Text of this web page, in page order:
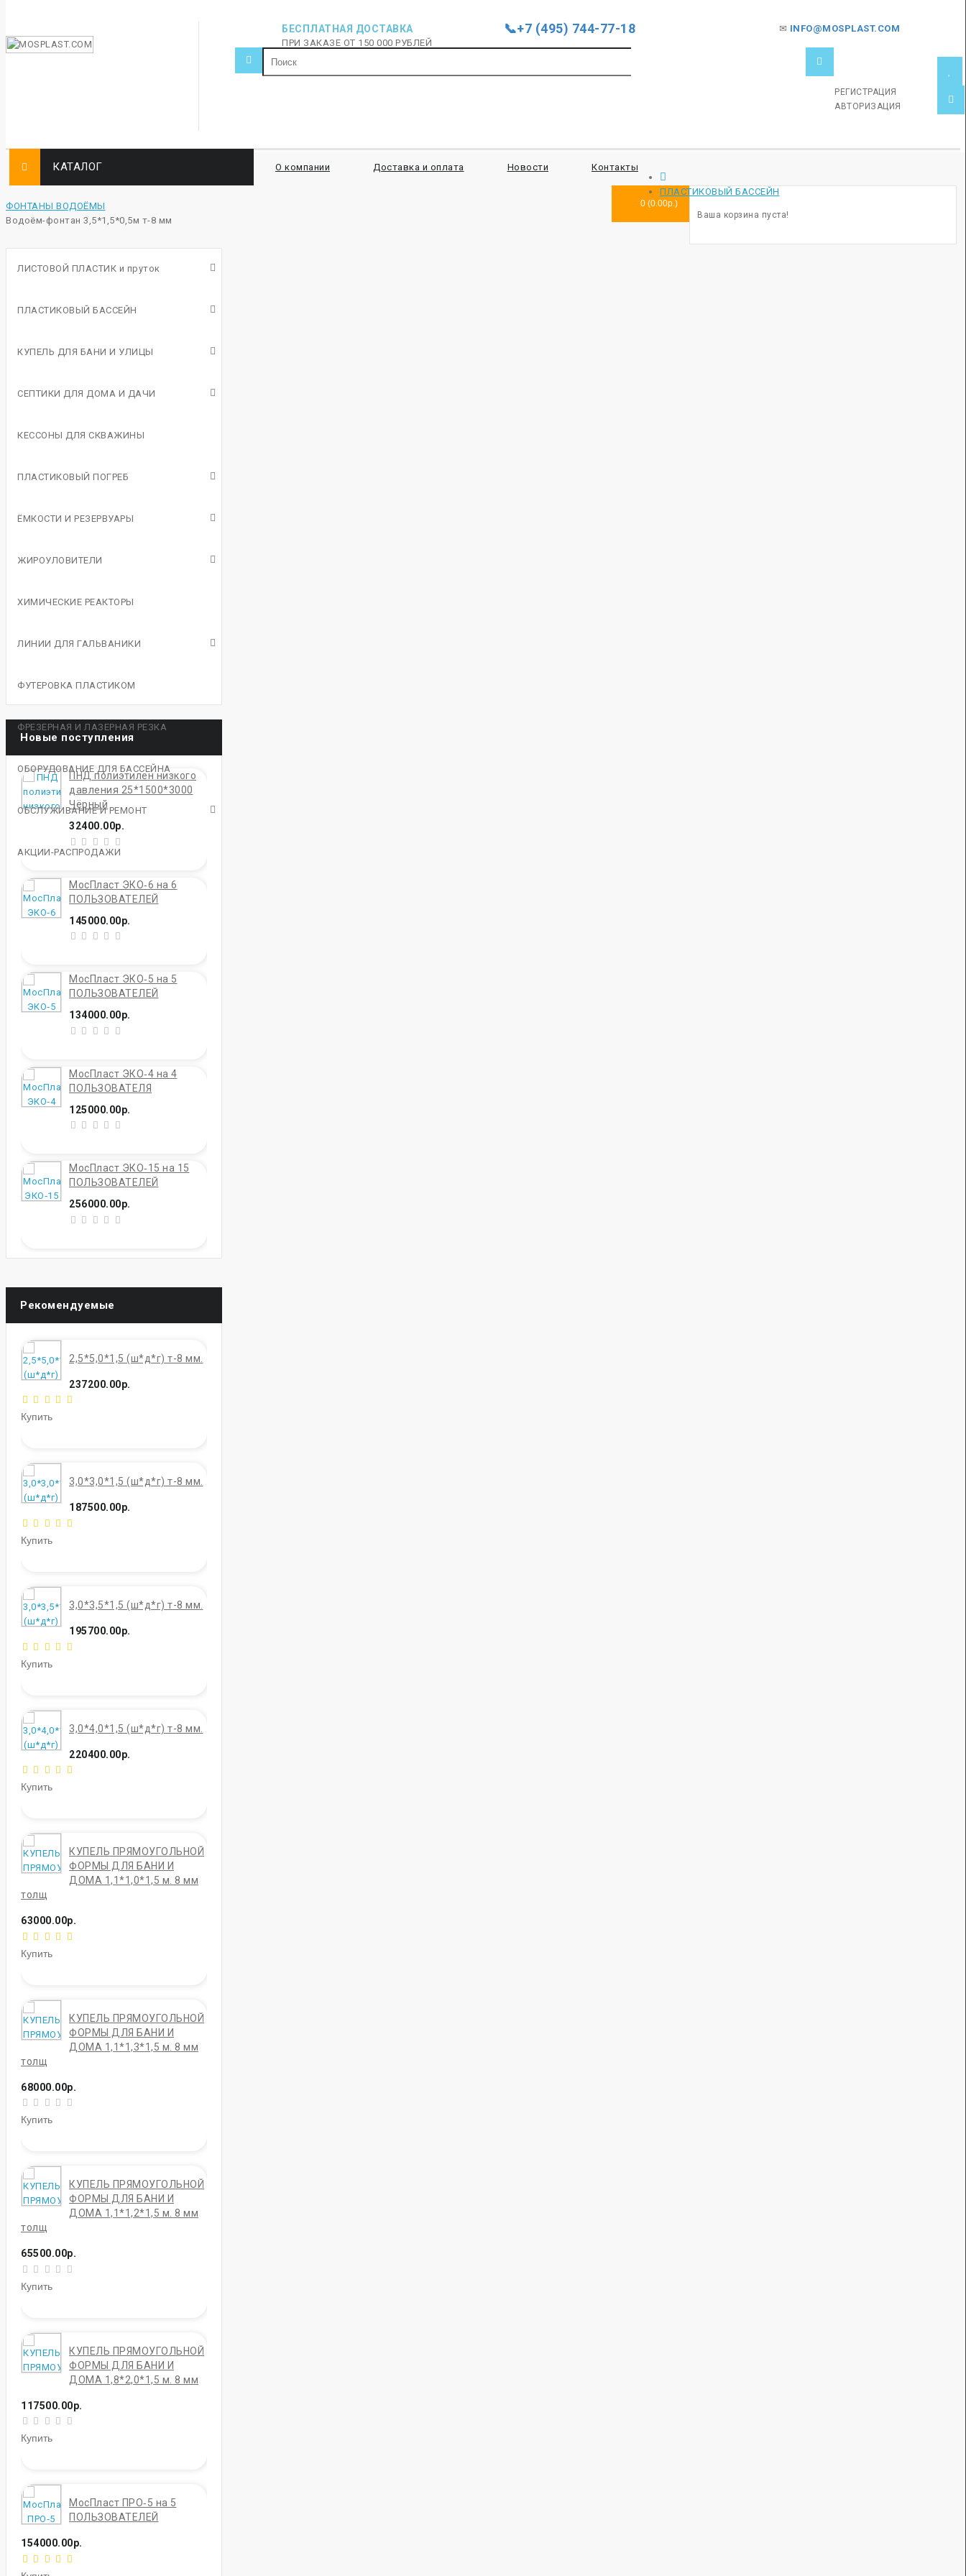
БЕСПЛАТНАЯ ДОСТАВКА
ПРИ ЗАКАЗЕ ОТ 150 000 РУБЛЕЙ
📞+7 (495) 744-77-18 ✉ INFO@MOSPLAST.COM
РЕГИСТРАЦИЯ
АВТОРИЗАЦИЯ
КАТАЛОГ О компании Доставка и оплата Новости Контакты
0 (0.00р.)
Ваша корзина пуста!
ПЛАСТИКОВЫЙ БАССЕЙН
ФОНТАНЫ ВОДОЁМЫ
Водоём-фонтан 3,5*1,5*0,5м т-8 мм
ЛИСТОВОЙ ПЛАСТИК и пруток
ПЛАСТИКОВЫЙ БАССЕЙН
КУПЕЛЬ ДЛЯ БАНИ И УЛИЦЫ
СЕПТИКИ ДЛЯ ДОМА И ДАЧИ
КЕССОНЫ ДЛЯ СКВАЖИНЫ
ПЛАСТИКОВЫЙ ПОГРЕБ
ЁМКОСТИ И РЕЗЕРВУАРЫ
ЖИРОУЛОВИТЕЛИ
ХИМИЧЕСКИЕ РЕАКТОРЫ
ЛИНИИ ДЛЯ ГАЛЬВАНИКИ
ФУТЕРОВКА ПЛАСТИКОМ
ФРЕЗЕРНАЯ И ЛАЗЕРНАЯ РЕЗКА
ОБОРУДОВАНИЕ ДЛЯ БАССЕЙНА
ОБСЛУЖИВАНИЕ И РЕМОНТ
АКЦИИ-РАСПРОДАЖИ
Новые поступления
ПНД полиэтилен низкого
давления 25*1500*3000
Чёрный
32400.00р.
МосПласт ЭКО‑6 на 6
ПОЛЬЗОВАТЕЛЕЙ
145000.00р.
МосПласт ЭКО‑5 на 5
ПОЛЬЗОВАТЕЛЕЙ
134000.00р.
МосПласт ЭКО‑4 на 4
ПОЛЬЗОВАТЕЛЯ
125000.00р.
МосПласт ЭКО‑15 на 15
ПОЛЬЗОВАТЕЛЕЙ
256000.00р.
Рекомендуемые
2,5*5,0*1,5 (ш*д*г) т-8 мм.
237200.00р.
Купить
3,0*3,0*1,5 (ш*д*г) т-8 мм.
187500.00р.
Купить
3,0*3,5*1,5 (ш*д*г) т-8 мм.
195700.00р.
Купить
3,0*4,0*1,5 (ш*д*г) т-8 мм.
220400.00р.
Купить
КУПЕЛЬ ПРЯМОУГОЛЬНОЙ
ФОРМЫ ДЛЯ БАНИ И
ДОМА 1,1*1,0*1,5 м. 8 мм
толщ
63000.00р.
Купить
КУПЕЛЬ ПРЯМОУГОЛЬНОЙ
ФОРМЫ ДЛЯ БАНИ И
ДОМА 1,1*1,3*1,5 м. 8 мм
толщ
68000.00р.
Купить
КУПЕЛЬ ПРЯМОУГОЛЬНОЙ
ФОРМЫ ДЛЯ БАНИ И
ДОМА 1,1*1,2*1,5 м. 8 мм
толщ
65500.00р.
Купить
КУПЕЛЬ ПРЯМОУГОЛЬНОЙ
ФОРМЫ ДЛЯ БАНИ И
ДОМА 1,8*2,0*1,5 м. 8 мм
117500.00р.
Купить
МосПласт ПРО‑5 на 5
ПОЛЬЗОВАТЕЛЕЙ
154000.00р.